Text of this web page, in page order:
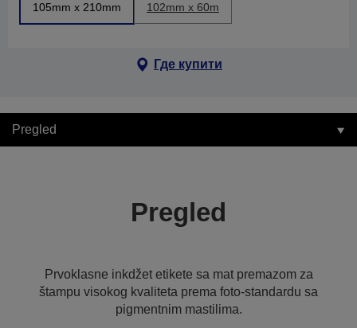
105mm x 210mm 102mm x 60m
Где купити
Pregled
Pregled
Prvoklasne inkdžet etikete sa mat premazom za
štampu visokog kvaliteta prema foto-standardu sa
pigmentnim mastilima.